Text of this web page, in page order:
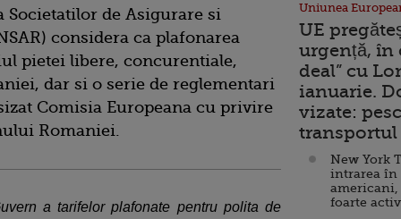
Societatilor de Asigurare si
considera ca plafonarea
pietei libere, concurentiale,
dar si o serie de reglementari
Comisia Europeana cu privire
Romaniei.
a tarifelor plafonate pentru polita de
Uniunea
UE
urgență, în
deal” cu
ianuarie.
vizate:
transportul
New York
intrarea în
foarte